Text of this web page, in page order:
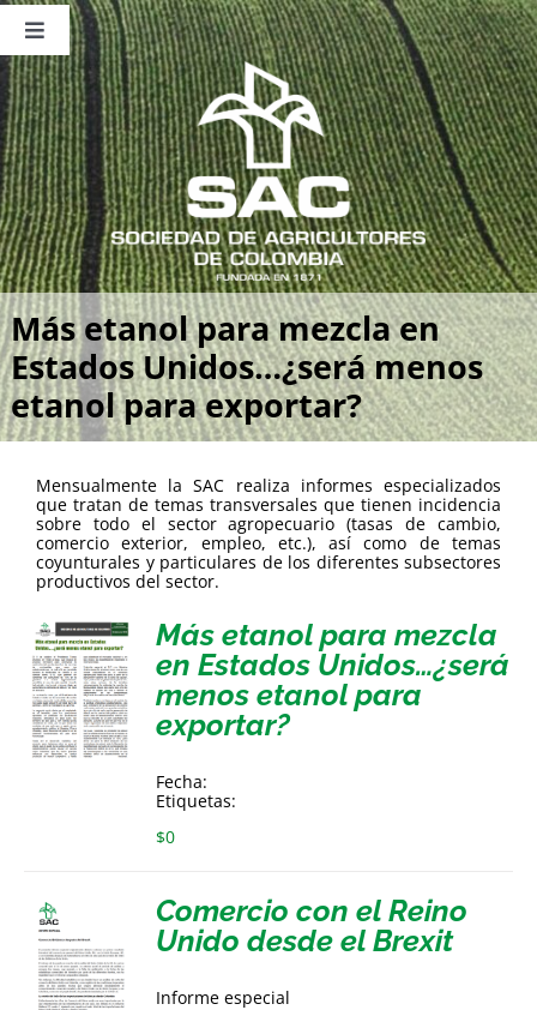
Saltar
contenido
Toggle
Navigation
Nosotros
Publicaciones
Sala de Prensa
Eventos
Más etanol para mezcla en
Estados Unidos…¿será menos
etanol para exportar?
Mensualmente la SAC realiza informes especializados
que tratan de temas transversales que tienen incidencia
sobre todo el sector agropecuario (tasas de cambio,
comercio exterior, empleo, etc.), así como de temas
coyunturales y particulares de los diferentes subsectores
productivos del sector.
Más etanol para mezcla
en Estados Unidos…¿será
menos etanol para
exportar?
Fecha:
Etiquetas:
$0
Comercio con el Reino
Unido desde el Brexit
Informe especial